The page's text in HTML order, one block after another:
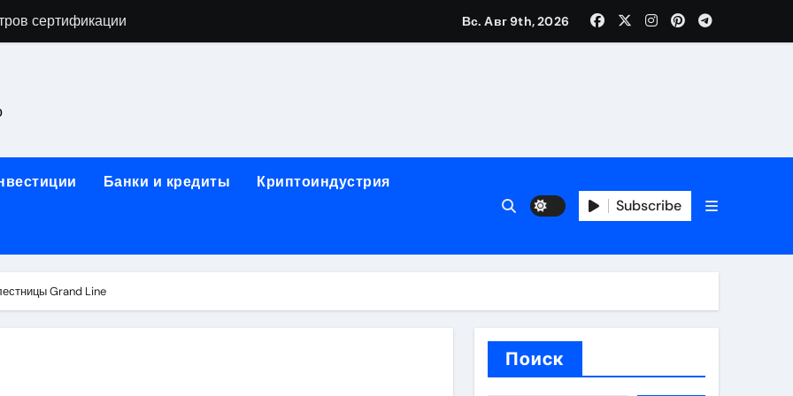
сертификации
и электрооборудование для ногтевого сервиса, наращивания ресниц и депиляции
работы на объектах культурного наследия
базальтового теплоизоляционного шнура разных диаметров
одежды: джемперы, брюки, куртки
для освоения актуальных профессий онлайн
данных назначение и виды
Вс. Авг 9th, 2026
Банки и кредиты Криптоиндустрия
Subscribe
Grand Line
Поиск